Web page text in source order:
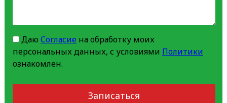
Даю Согласиена обработку моих
персональных данных, с условиями Политики
ознакомлен.
Записаться